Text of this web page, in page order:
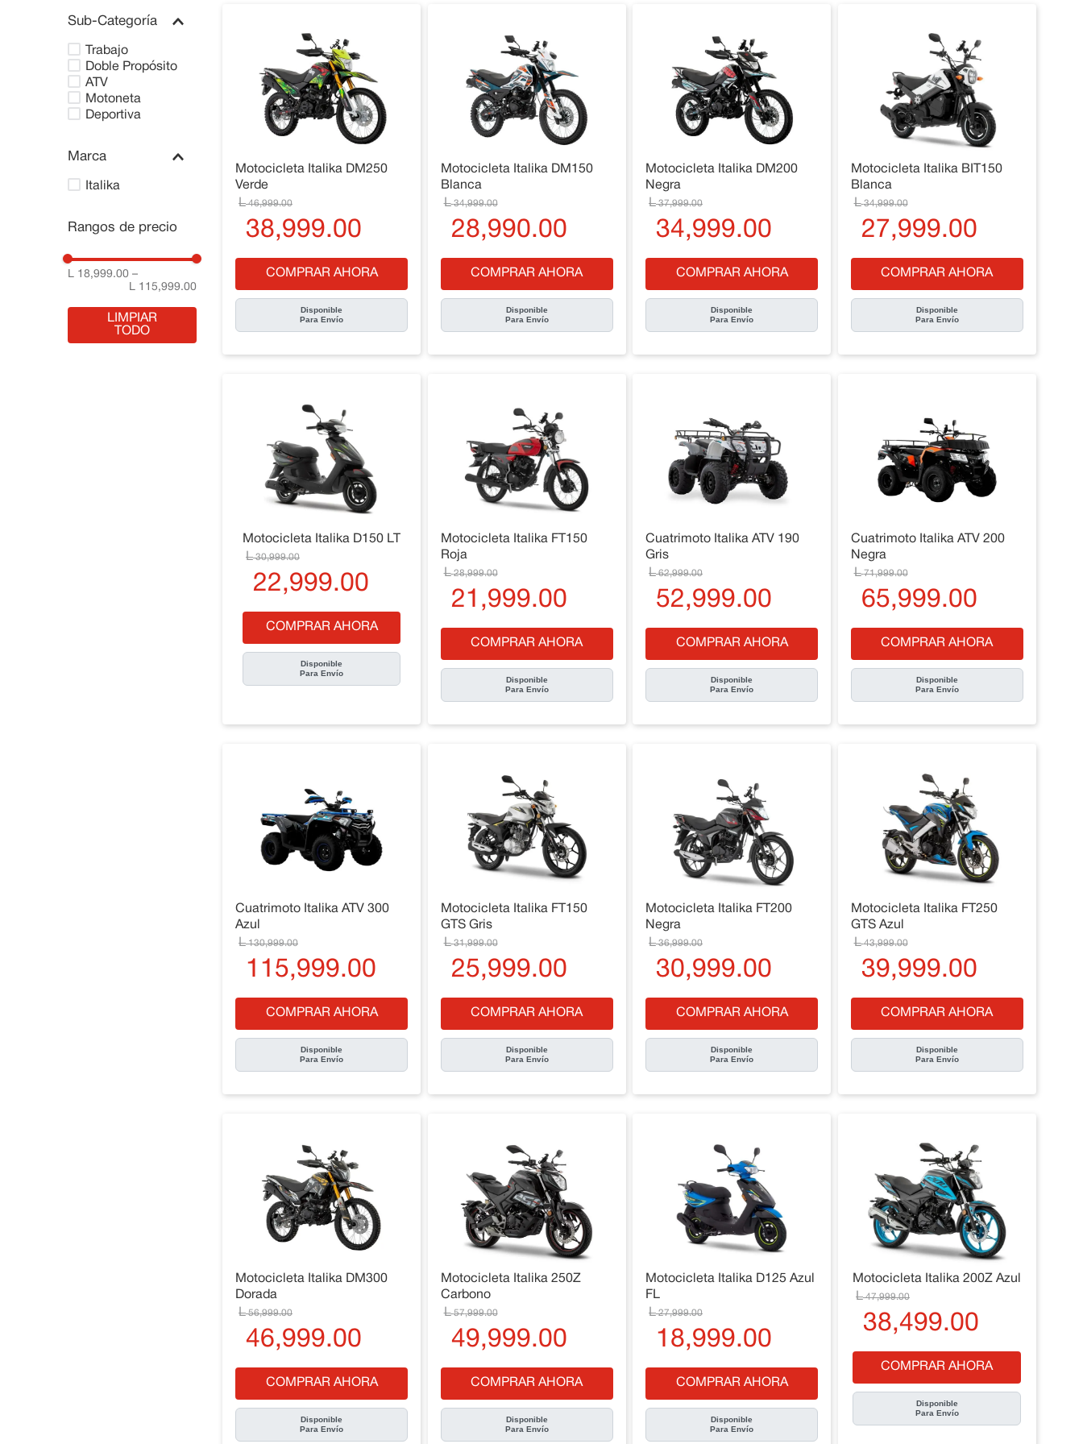
Sub-Categoría
Trabajo
Doble Propósito
ATV
Motoneta
Deportiva
Marca
Italika
Rangos de precio
L 18,999.00 –
L 115,999.00
LIMPIAR
TODO
Motocicleta Italika DM250
Verde
46,999.00
38,999.00
COMPRAR AHORA
Disponible
Para Envío
Motocicleta Italika DM150
Blanca
34,999.00
28,990.00
COMPRAR AHORA
Disponible
Para Envío
Motocicleta Italika DM200
Negra
37,999.00
34,999.00
COMPRAR AHORA
Disponible
Para Envío
Motocicleta Italika BIT150
Blanca
34,999.00
27,999.00
COMPRAR AHORA
Disponible
Para Envío
Motocicleta Italika D150 LT
30,999.00
22,999.00
COMPRAR AHORA
Disponible
Para Envío
Motocicleta Italika FT150
Roja
28,999.00
21 ,999.00
COMPRAR AHORA
Disponible
Para Envío
Cuatrimoto Italika ATV 190
Gris
62,999.00
52,999.00
COMPRAR AHORA
Disponible
Para Envío
Cuatrimoto Italika ATV 200
Negra
71,999.00
65,999.00
COMPRAR AHORA
Disponible
Para Envío
Cuatrimoto Italika ATV 300
Azul
130,999.00
115,999.00
COMPRAR AHORA
Disponible
Para Envío
Motocicleta Italika FT150
GTS Gris
31,999.00
25,999.00
COMPRAR AHORA
Disponible
Para Envío
Motocicleta Italika FT200
Negra
36,999.00
30,999.00
COMPRAR AHORA
Disponible
Para Envío
Motocicleta Italika FT250
GTS Azul
43,999.00
39,999.00
COMPRAR AHORA
Disponible
Para Envío
Motocicleta Italika DM300
Dorada
56,999.00
46,999.00
COMPRAR AHORA
Disponible
Para Envío
Motocicleta Italika 250Z
Carbono
57,999.00
49,999.00
COMPRAR AHORA
Disponible
Para Envío
Motocicleta Italika D125 Azul
FL
27,999.00
18,999.00
COMPRAR AHORA
Disponible
Para Envío
Motocicleta Italika 200Z Azul
47,999.00
38,499.00
COMPRAR AHORA
Disponible
Para Envío